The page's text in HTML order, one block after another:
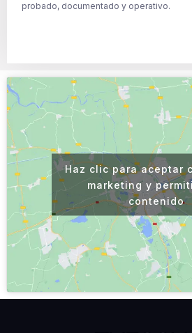
probado, documentado y operativo.
Haz clic para aceptar
marketing y
contenido